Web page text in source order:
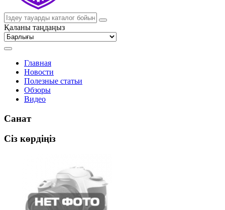
Қаланы таңдаңыз
Главная
Новости
Полезные статьи
Обзоры
Видео
Санат
Сіз көрдіңіз